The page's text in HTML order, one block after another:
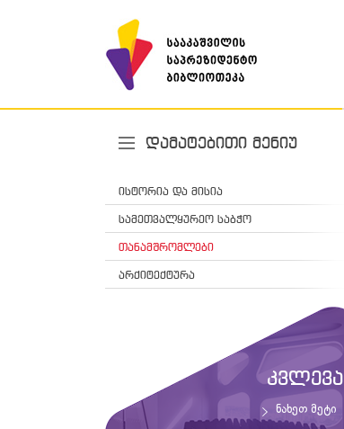
დამატებითი მენიუ
ისტორია და მისია
სამეთვალყურეო საბჭო
თანამშრომლები
არქიტექტურა
კვლევა
ნახეთ მეტი